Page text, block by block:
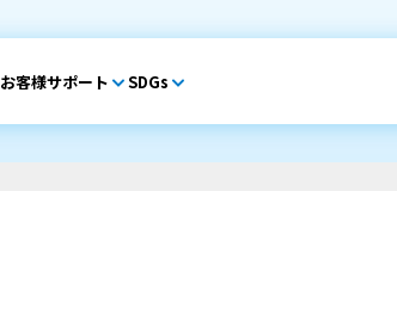
お客様サポート SDGs